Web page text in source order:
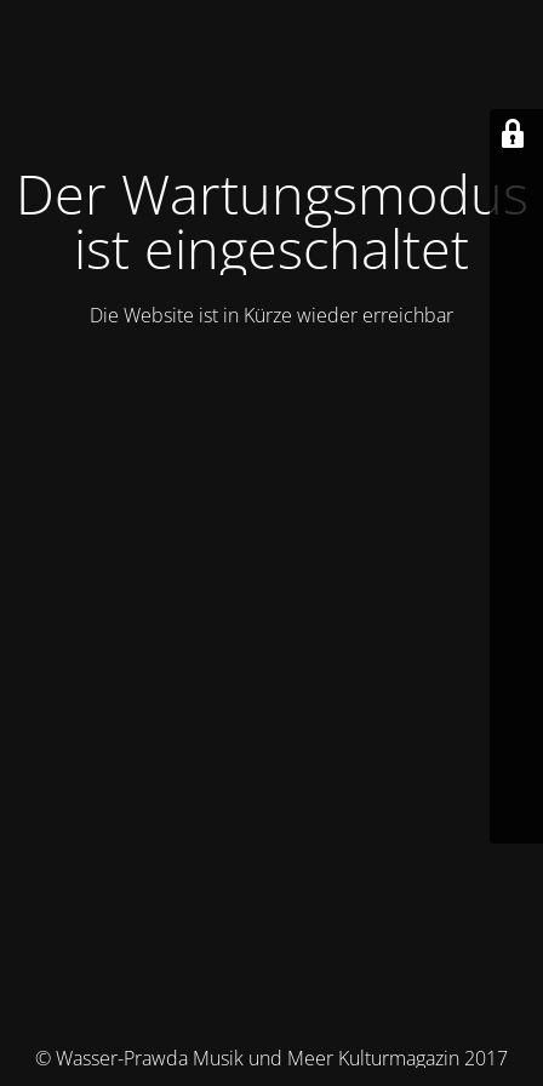
Der Wartungsmodus
ist eingeschaltet
Die Website ist in Kürze wieder erreichbar
© Wasser-Prawda Musik und Meer Kulturmagazin 2017